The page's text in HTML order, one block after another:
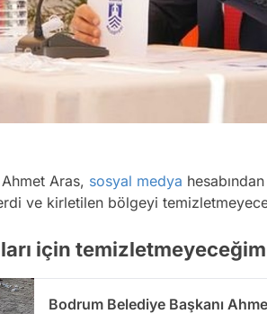
Ahmet Aras, sosyal medya
ve kirletilen bölgeyi
için
Bodrum Belediye Başkanı